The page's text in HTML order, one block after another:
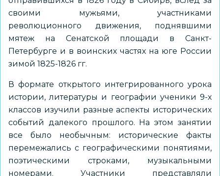
своими мужьями, участниками
революционного движения, поднявшими
мятеж на Сенатской площади в Санкт-
Петербурге и в воинских частях на юге России
зимой 1825-1826 гг.
В формате открытого интегрированного урока
истории, литературы и географии ученики 9-х
классов изучили разные аспекты исторических
событий далекого прошлого. На этом занятии
все было необычным: исторические факты
перемежались с географическими понятиями,
поэтическими строками, музыкальными
номерами. Участники представляли